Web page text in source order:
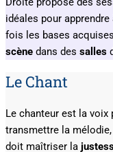
idéales pour
fois les bases
scène dans des salles
Le Chant
Le chanteur est la voix
transmettre la mélodie,
doit maîtriser la